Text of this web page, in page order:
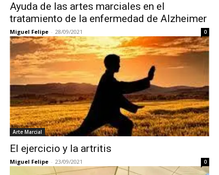
Ayuda de las artes marciales en el
tratamiento de la enfermedad de Alzheimer
Miguel Felipe - 28/09/2021 0
Arte Marcial
El ejercicio y la artritis
Miguel Felipe - 23/09/2021 0